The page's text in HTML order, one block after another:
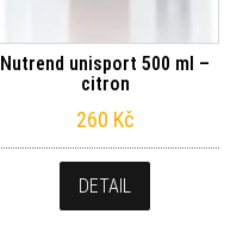
Nutrend unisport 500 ml –
citron
260 Kč
DETAIL